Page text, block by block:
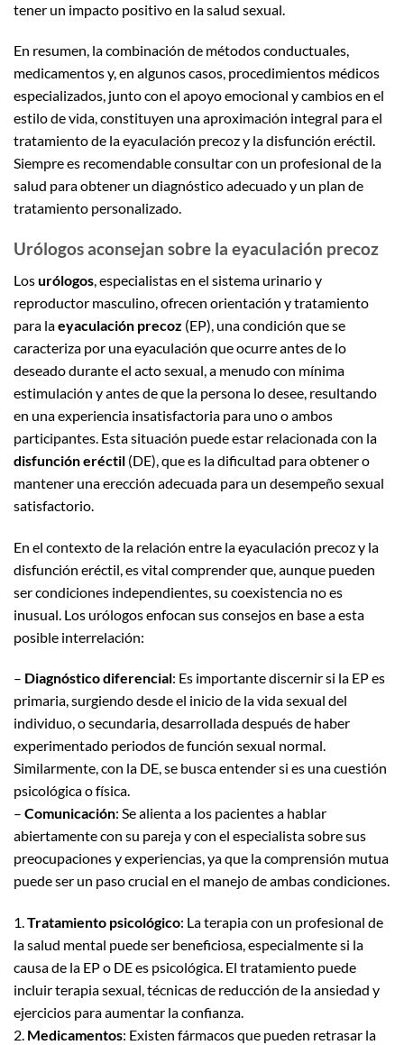
tener un impacto positivo en la salud sexual.
En resumen, la combinación de métodos conductuales,
medicamentos y, en algunos casos, procedimientos médicos
especializados, junto con el apoyo emocional y cambios en el
estilo de vida, constituyen una aproximación integral para el
tratamiento de la eyaculación precoz y la disfunción eréctil.
Siempre es recomendable consultar con un profesional de la
salud para obtener un diagnóstico adecuado y un plan de
tratamiento personalizado.
Urólogos aconsejan sobre la eyaculación precoz
Losurólogos , especialistas en el sistema urinario y
reproductor masculino, ofrecen orientación y tratamiento
para laeyaculación precoz (EP), una condición que se
caracteriza por una eyaculación que ocurre antes de lo
deseado durante el acto sexual, a menudo con mínima
estimulación y antes de que la persona lo desee, resultando
en una experiencia insatisfactoria para uno o ambos
participantes. Esta situación puede estar relacionada con la
disfunción eréctil (DE), que es la dificultad para obtener o
mantener una erección adecuada para un desempeño sexual
satisfactorio.
En el contexto de la relación entre la eyaculación precoz y la
disfunción eréctil, es vital comprender que, aunque pueden
ser condiciones independientes, su coexistencia no es
inusual. Los urólogos enfocan sus consejos en base a esta
posible interrelación:
– Diagnóstico diferencial: Es importante discernir si la EP es
primaria, surgiendo desde el inicio de la vida sexual del
individuo, o secundaria, desarrollada después de haber
experimentado periodos de función sexual normal.
Similarmente, con la DE, se busca entender si es una cuestión
psicológica o física.
– Comunicación: Se alienta a los pacientes a hablar
abiertamente con su pareja y con el especialista sobre sus
preocupaciones y experiencias, ya que la comprensión mutua
puede ser un paso crucial en el manejo de ambas condiciones.
1.Tratamiento psicológico: La terapia con un profesional de
la salud mental puede ser beneficiosa, especialmente si la
causa de la EP o DE es psicológica. El tratamiento puede
incluir terapia sexual, técnicas de reducción de la ansiedad y
ejercicios para aumentar la confianza.
2. Medicamentos: Existen fármacos que pueden retrasar la